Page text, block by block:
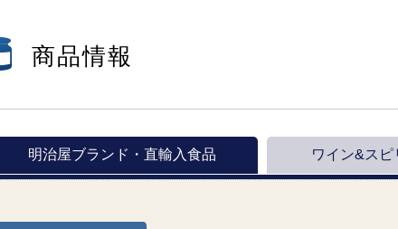
商品情報
明治屋ブランド・ 直輸入食品 ワイン&スピ